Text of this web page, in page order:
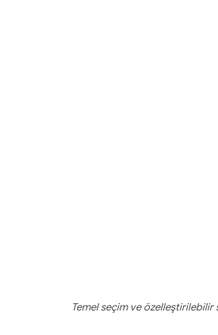
Temel seçim ve özelleştirilebilir